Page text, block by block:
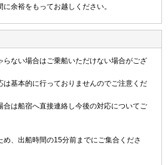
余裕をもってお越しください。
らない場合はご乗船いただけない場合がござ
は基本的に行っておりませんのでご注意くだ
合は船宿へ直接連絡し今後の対応についてご
め、出船時間の15分前までにご集合くださ